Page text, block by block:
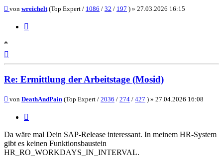
Beitrag
von wreichelt(Top Expert / 1086 / 32 / 197 ) » 27.03.2026 16:15
*
Re: Ermittlung der Arbeitstage (Mosid)
Beitrag
von DeathAndPain (Top Expert / 2036 / 274 / 427 ) » 27.04.2026 16:08
Da wäre mal Dein SAP-Release interessant. In meinem HR-System
gibt es keinen Funktionsbaustein
HR_RO_WORKDAYS_IN_INTERVAL.